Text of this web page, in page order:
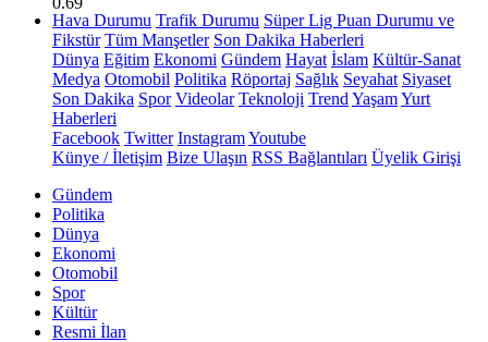
Hava Durumu Trafik Durumu Süper Lig Puan Durumu ve
Fikstür Tüm Manşetler Son Dakika Haberleri
Dünya Eğitim Ekonomi Gündem Hayat İslam Kültür-Sanat
Medya Otomobil Politika Röportaj Sağlık Seyahat Siyaset
Son Dakika Spor Videolar Teknoloji Trend YaşamYurt
Haberleri
Facebook Twitter InstagramYoutube
Künye / İletişim Bize Ulaşın RSS Bağlantıları Üyelik Girişi
Gündem
Politika
Dünya
Ekonomi
Otomobil
Spor
Kültür
Resmi İlan